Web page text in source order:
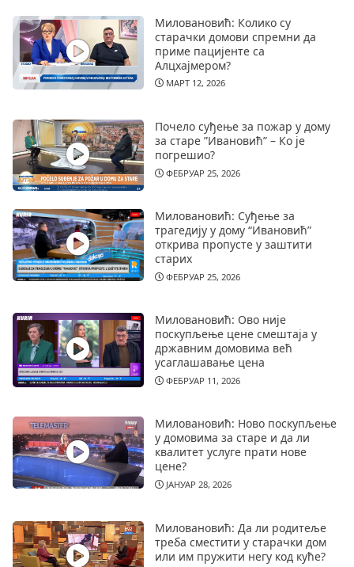
Миловановић: Колико су
старачки домови спремни да
приме пацијенте са
Алцхајмером?
МАРТ 12, 2026
Почело суђење за пожар у дому
за старе ”Ивановић” – Ко је
погрешио?
ФЕБРУАР 25, 2026
Миловановић: Суђење за
трагедију у дому “Ивановић”
открива пропусте у заштити
старих
ФЕБРУАР 25, 2026
Миловановић: Ово није
поскупљење цене смештаја у
државним домовима већ
усаглашавање цена
ФЕБРУАР 11, 2026
Миловановић: Ново поскупљење
у домовима за старе и да ли
квалитет услуге прати нове
цене?
ЈАНУАР 28, 2026
Миловановић: Да ли родитеље
треба сместити у старачки дом
или им пружити негу код куће?